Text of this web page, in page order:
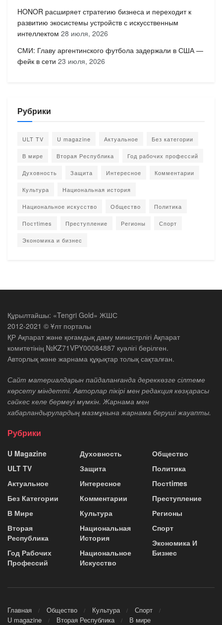
HONOR расширяет стратегию бизнеса и переходит к
развитию экосистемы устройств с искусственным
интеллектом 28 июля, 2026
СМИ: Главу аргентинского футбола задержали в США —
фейк в сети 23 июля, 2026
Рубрики
ULT TV U magazine Актуальное Без категории
В мире Вторая Республика Год рабочих профессий
Духовность Защита Интересное Комментарии
Культура Национальная история
Национальное искусство Общество Политика
Постtimes Преступление Регионы Спорт
Экономика и бизнес
Құрылтайшы: «Tengri Gold» ЖШС
2012-2021 © Ұлт порталы
ҚР Ақпарат және қоғамдық даму министрлігі Ақпарат
комитетінің №KZ71VPY00084887 куәлігі берілген.
Авторлық және жарнама құқықтар толық сақталған.
Сайт материалдарын пайдаланғанда дереккөзге сілтеме
көрсету міндетті. Авторлар пікірі мен редакция көзқарасы
сәйкес келе бермеуі мүмкін. Жарнама мен
хабарландырулардың мазмұнына жарнама беруші жауапты.
Рубрики
U Magazine
ULT TV
Актуальное
Без Категории
В Мире
Вторая
Республика
Год Рабочих
Профессий
Духовность
Защита
Интересное
Комментарии
Культура
Национальная
История
Национальное
Искусство
Общество
Политика
Постtimes
Преступление
Регионы
Спорт
Экономика И
Бизнес
Главная Общество Культура
Спорт
U magazine
Вторая Республика В мире